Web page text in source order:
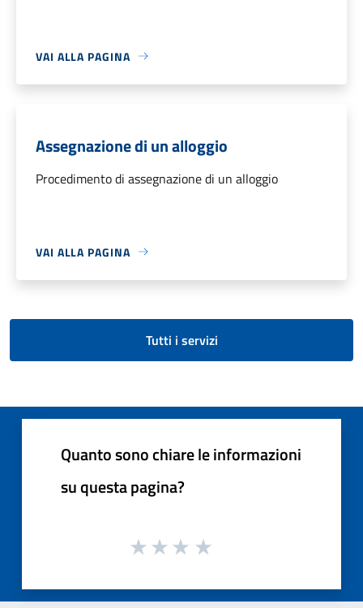
VAI ALLA PAGINA
Assegnazione di un alloggio
Procedimento di assegnazione di un alloggio
VAI ALLA PAGINA
Tutti i servizi
Quanto sono chiare le informazioni
su questa pagina?